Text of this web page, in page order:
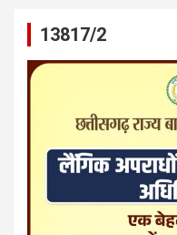
13817/2